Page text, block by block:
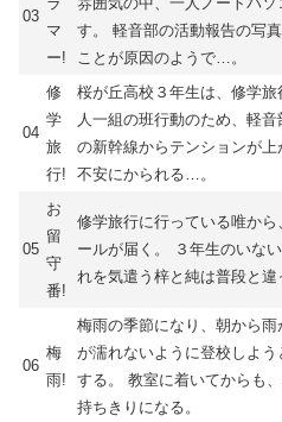
03
マ
ー!
す。 軽音部の活動報告の写
ことが原因のようで…。
04
修
学
旅
行!
桜が丘高校３年生は、修学
人一組の班行動のため、軽
の新幹線からテンションが
不安にかられる…。
05
お
留
守
番!
修学旅行に行っている唯か
ールが届く。 ３年生のいな
れを気遣う梓と純は普段と違
06
梅
雨!
梅雨の季節になり、朝から
が濡れないように登校しよ
する。 教室に着いてからも
持ちきりになる。